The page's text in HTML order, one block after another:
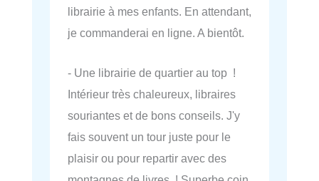
librairie à mes enfants. En attendant,
je commanderai en ligne. A bientôt.
- Une librairie de quartier au top !
Intérieur très chaleureux, libraires
souriantes et de bons conseils. J'y
fais souvent un tour juste pour le
plaisir ou pour repartir avec des